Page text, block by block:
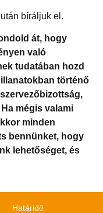
bíráljuk el.
át, hogy
való
tudatában hozd
történő
mégis valami
minden
bennünket, hogy
lehetőséget, és
Határidő